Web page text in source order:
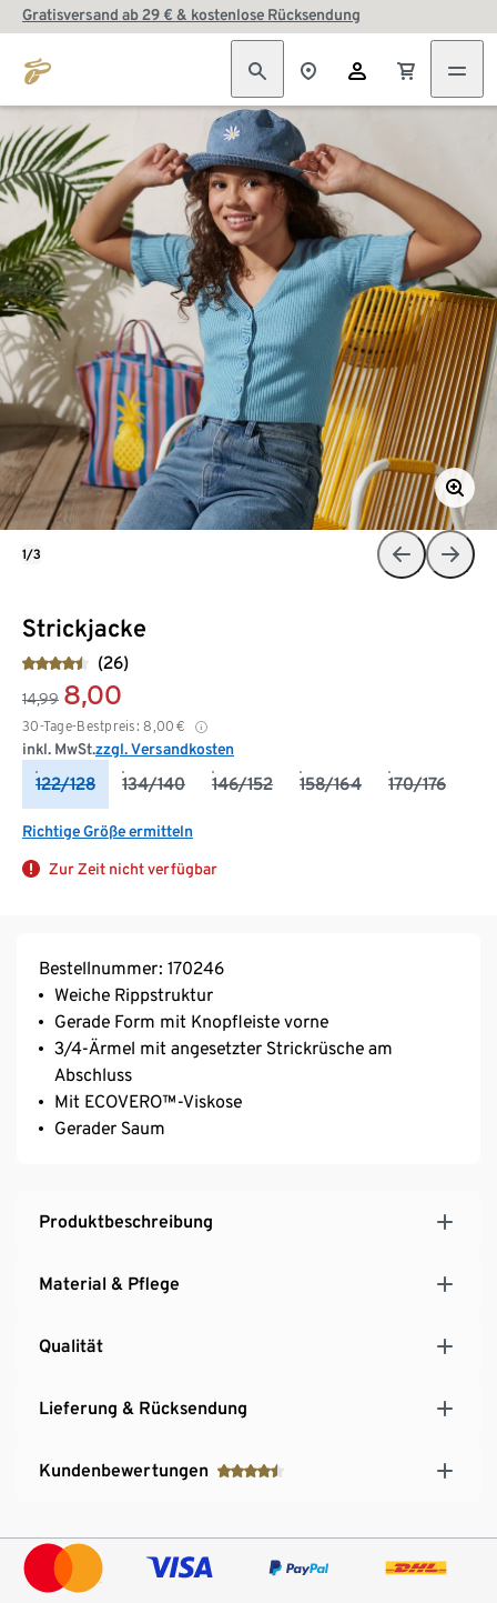
Gratisversand ab 29 € & kostenlose Rücksendung
Strickjacke
(26)
14,99 8,00
30-Tage-Bestpreis: 8,00 €
inkl. MwSt.zzgl. Versandkosten
122/128 134/140 146/152 158/164 170/176
Richtige Größe ermitteln
Zur Zeit nicht verfügbar
1/3
Bestellnummer: 170246
Weiche Rippstruktur
Gerade Form mit Knopfleiste vorne
3/4-Ärmel mit angesetzter Strickrüsche am
Abschluss
Mit ECOVERO™-Viskose
Gerader Saum
Produktbeschreibung
Material & Pflege
Qualität
Lieferung & Rücksendung
Kundenbewertungen